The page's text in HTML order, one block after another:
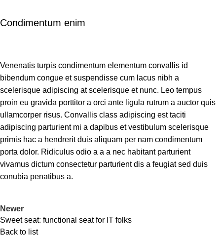
Condimentum enim
Venenatis turpis condimentum elementum convallis id
bibendum congue et suspendisse cum lacus nibh a
scelerisque adipiscing at scelerisque et nunc. Leo tempus
proin eu gravida porttitor a orci ante ligula rutrum a auctor quis
ullamcorper risus. Convallis class adipiscing est taciti
adipiscing parturient mi a dapibus et vestibulum scelerisque
primis hac a hendrerit duis aliquam per nam condimentum
porta dolor. Ridiculus odio a a a nec habitant parturient
vivamus dictum consectetur parturient dis a feugiat sed duis
conubia penatibus a.
Newer
Sweet seat: functional seat for IT folks
Back to list